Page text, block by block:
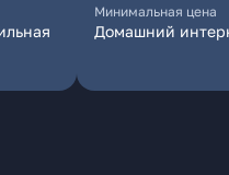
Минимальная цена
Домашний